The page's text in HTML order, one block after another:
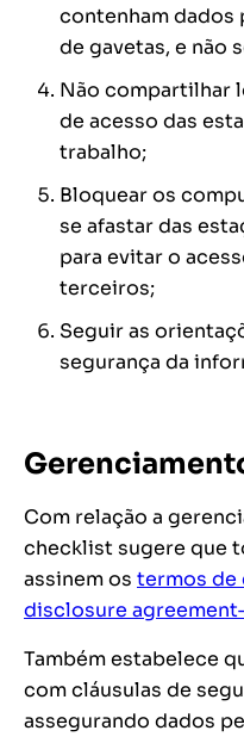
contenham dados
de gavetas, e não
Não compartilhar
de acesso das
trabalho;
Bloquear os
se afastar das
para evitar o
terceiros;
Seguir as
segurança da
Com relação a
checklist sugere que
assinem os termos de
disclosure
Também estabelece
com cláusulas de
assegurando dados